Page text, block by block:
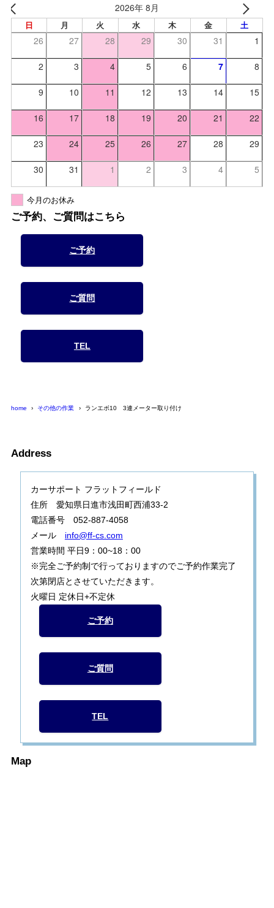
2026年 8月
日 月 火 水 木 金 土
26 27 28 29 30 31 1
2 3 4 5 6 7 8
9 10 11 12 13 14 15
16 17 18 19 20 21 22
23 24 25 26 27 28 29
30 31 1 2 3 4 5
今月のお休み
ご予約、ご質問はこちら
ご予約
ご質問
TEL
home その他の作業 ランエボ10 3連メーター取り付け
Address
カーサポート フラットフィールド
住所 愛知県日進市浅田町西浦33-2
電話番号 052-887-4058
メール info@ff-cs.com
営業時間 平日9：00~18：00
※完全ご予約制で行っておりますのでご予約作業完了
次第閉店とさせていただきます。
火曜日 定休日+不定休
ご予約
ご質問
TEL
Map